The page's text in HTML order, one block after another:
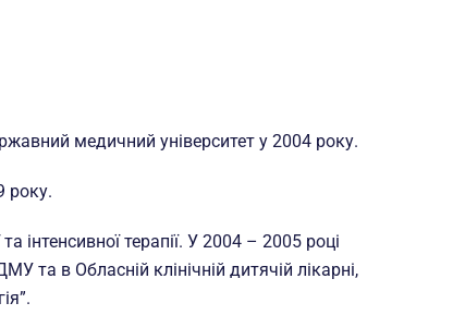
медичний університет у 2004 року.
року.
інтенсивної терапії. У 2004 – 2005 році
та в Обласній клінічній дитячій лікарні,